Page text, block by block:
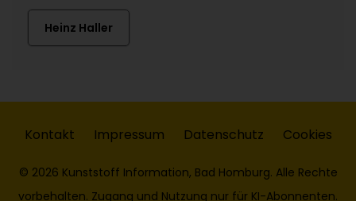
Heinz Haller
Kontakt Impressum Datenschutz Cookies
© 2026 Kunststoff Information, Bad Homburg. Alle Rechte
vorbehalten. Zugang und Nutzung nur für KI-Abonnenten.